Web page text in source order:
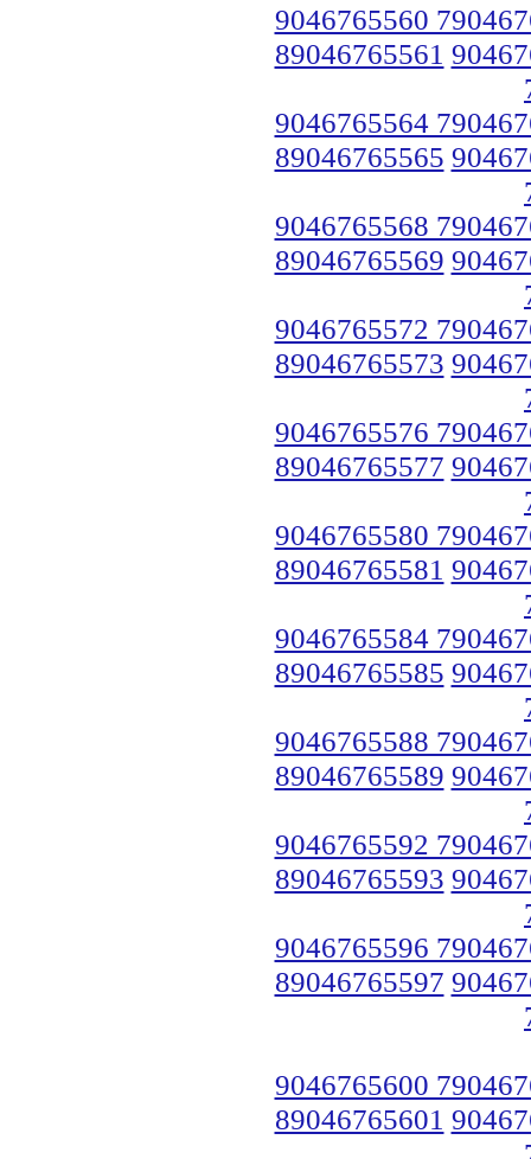
9046765560
89046765561
9046765564
89046765565
9046765568
89046765569
9046765572
89046765573
9046765576
89046765577
9046765580
89046765581
9046765584
89046765585
9046765588
89046765589
9046765592
89046765593
9046765596
89046765597
9046765600
89046765601